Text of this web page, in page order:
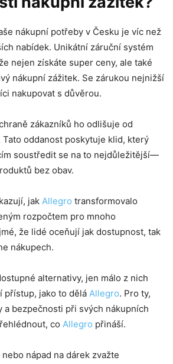
nákupní potřeby v Česku je víc než
nabídek. Unikátní záruční systém
nejen získáte super ceny, ale také
nákupní zážitek. Se zárukou nejnižší
nakupovat s důvěrou.
zákazníků ho odlišuje od
oddanost poskytuje klid, který
soustředit se na to nejdůležitější—
bez obav.
jak Allegro transformovalo
rozpočtem pro mnoho
že lidé oceňují jak dostupnost, tak
nákupech.
alternativy, jen málo z nich
přístup, jako to dělá Allegro. Pro ty,
a bezpečnosti při svých nákupních
co Allegro přináší.
nápad na dárek zvažte